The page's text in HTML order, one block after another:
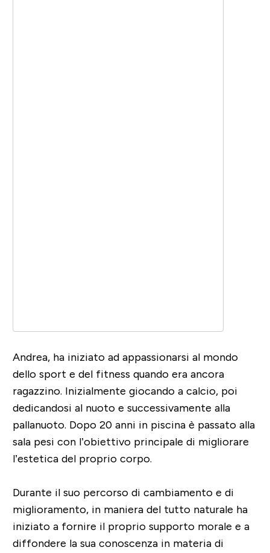
Andrea, ha iniziato ad appassionarsi al mondo
dello sport e del fitness quando era ancora
ragazzino. Inizialmente giocando a calcio, poi
dedicandosi al nuoto e successivamente alla
pallanuoto. Dopo 20 anni in piscina è passato alla
sala pesi con l’obiettivo principale di migliorare
l’estetica del proprio corpo.
Durante il suo percorso di cambiamento e di
miglioramento, in maniera del tutto naturale ha
iniziato a fornire il proprio supporto morale e a
diffondere la sua conoscenza in materia di